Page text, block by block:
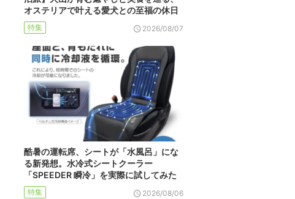
オステリアで叶える愛犬との至福の休日
特集 2026/08/07
酷暑の運転席、シートが「水風呂」にな
る新発想。水冷式シートクーラー
「SPEEDER 瞬冷」を実際に試してみた
特集 2026/08/06